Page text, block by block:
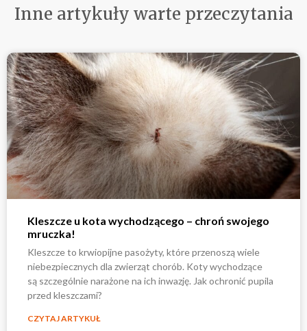
Inne artykuły warte przeczytania
Kleszcze u kota wychodzącego – chroń swojego
mruczka!
Kleszcze to krwiopijne pasożyty, które przenoszą wiele
niebezpiecznych dla zwierząt chorób. Koty wychodzące
są szczególnie narażone na ich inwazję. Jak ochronić pupila
przed kleszczami?
CZYTAJ ARTYKUŁ